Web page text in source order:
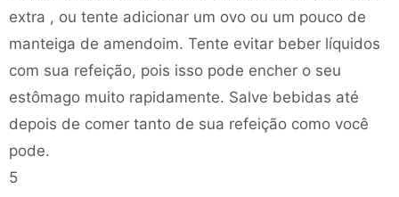
extra , ou tente adicionar um ovo ou um pouco de
manteiga de amendoim. Tente evitar beber líquidos
com sua refeição, pois isso pode encher o seu
estômago muito rapidamente. Salve bebidas até
depois de comer tanto de sua refeição como você
pode.
5